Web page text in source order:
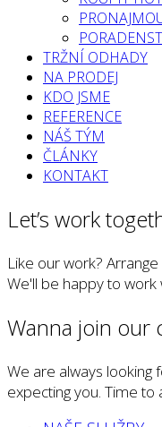
TRŽNÍ ODHADY
NA PRODEJ
KDO JSME
REFERENCE
NÁŠ TÝM
ČLÁNKY
KONTAKT
Let’s work
Like our work?
We'll be happy to work
Wanna join our
We are always looking
expecting you. Time to